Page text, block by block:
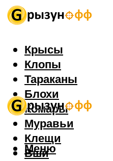
Крысы
Клопы
Тараканы
Блохи
Комары
Муравьи
Клещи
Вши
Меню